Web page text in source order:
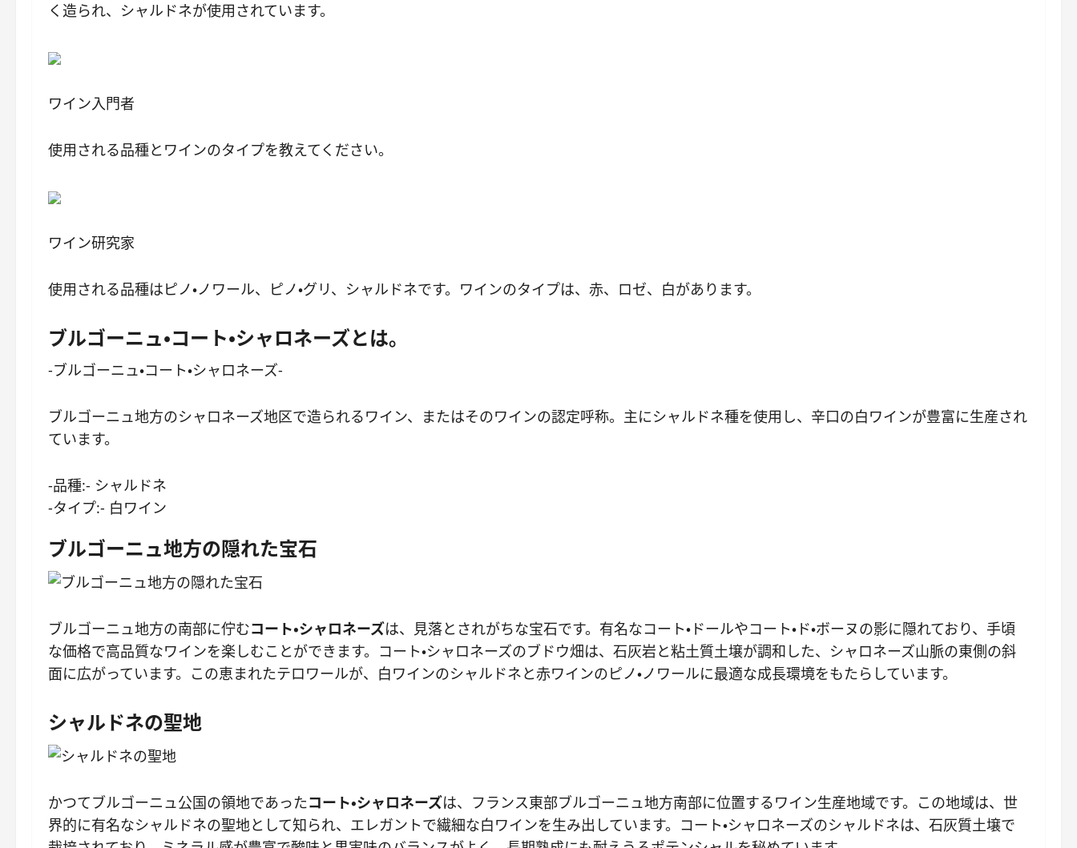
く造られ、シャルドネが使用されています。
ワイン入門者
使用される品種とワインのタイプを教えてください。
ワイン研究家
使用される品種はピノ・ノワール、ピノ・グリ、シャルドネです。ワインのタイプは、赤、ロゼ、白があります。
ブルゴーニュ・コート・シャロネーズとは。
-ブルゴーニュ・コート・シャロネーズ-
ブルゴーニュ地方のシャロネーズ地区で造られるワイン、またはそのワインの認定呼称。主にシャルドネ種を使用し、辛口の白ワインが豊富に生産され
ています。
-品種:- シャルドネ
-タイプ:- 白ワイン
ブルゴーニュ地方の隠れた宝石
ブルゴーニュ地方の南部に佇むコート・シャロネーズは、見落とされがちな宝石です。有名なコート・ドールやコート・ド・ボーヌの影に隠れており、手頃
な価格で高品質なワインを楽しむことができます。コート・シャロネーズのブドウ畑は、石灰岩と粘土質土壌が調和した、シャロネーズ山脈の東側の斜
面に広がっています。この恵まれたテロワールが、白ワインのシャルドネと赤ワインのピノ・ノワールに最適な成長環境をもたらしています。
シャルドネの聖地
かつてブルゴーニュ公国の領地であったコート・シャロネーズは、フランス東部ブルゴーニュ地方南部に位置するワイン生産地域です。この地域は、世
界的に有名なシャルドネの聖地として知られ、エレガントで繊細な白ワインを生み出しています。コート・シャロネーズのシャルドネは、石灰質土壌で